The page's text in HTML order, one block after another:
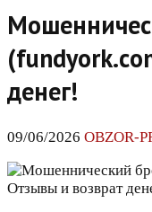
денег!
09/06/2026 OBZOR-